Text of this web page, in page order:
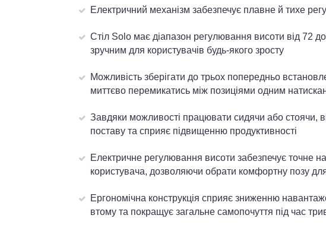
Електричний механізм забезпечує плавне й тихе
Стіл Solo має діапазон регулювання висоти від 72
зручним для користувачів будь-якого зросту
Можливість зберігати до трьох попередньо
миттєво перемикатись між позиціями одним
Завдяки можливості працювати сидячи або стоячи,
поставу та сприяє підвищенню продуктивності
Електричне регулювання висоти забезпечує точне
користувача, дозволяючи обрати комфортну позу
Ергономічна конструкція сприяє зниженню
втому та покращує загальне самопочуття під час